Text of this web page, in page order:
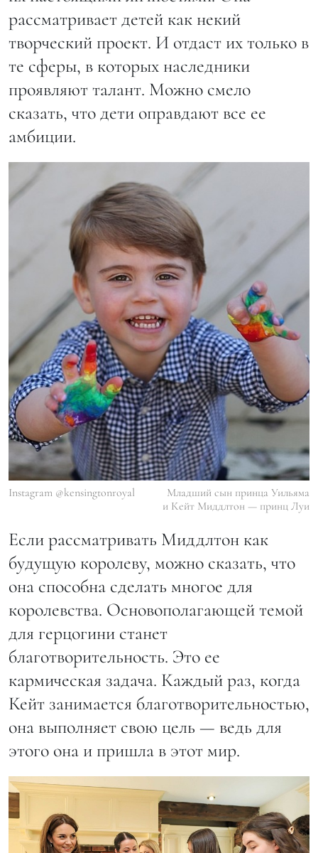
рассматривает детей как некий
творческий проект. И отдаст их только в
те сферы, в которых наследники
проявляют талант. Можно смело
сказать, что дети оправдают все ее
амбиции.
Instagram @kensingtonroyal
Младший сын принца Уильяма
и Кейт Миддлтон — принц Луи
Если рассматривать Миддлтон как
будущую королеву, можно сказать, что
она способна сделать многое для
королевства. Основополагающей темой
для герцогини станет
благотворительность. Это ее
кармическая задача. Каждый раз, когда
Кейт занимается благотворительностью,
она выполняет свою цель — ведь для
этого она и пришла в этот мир.